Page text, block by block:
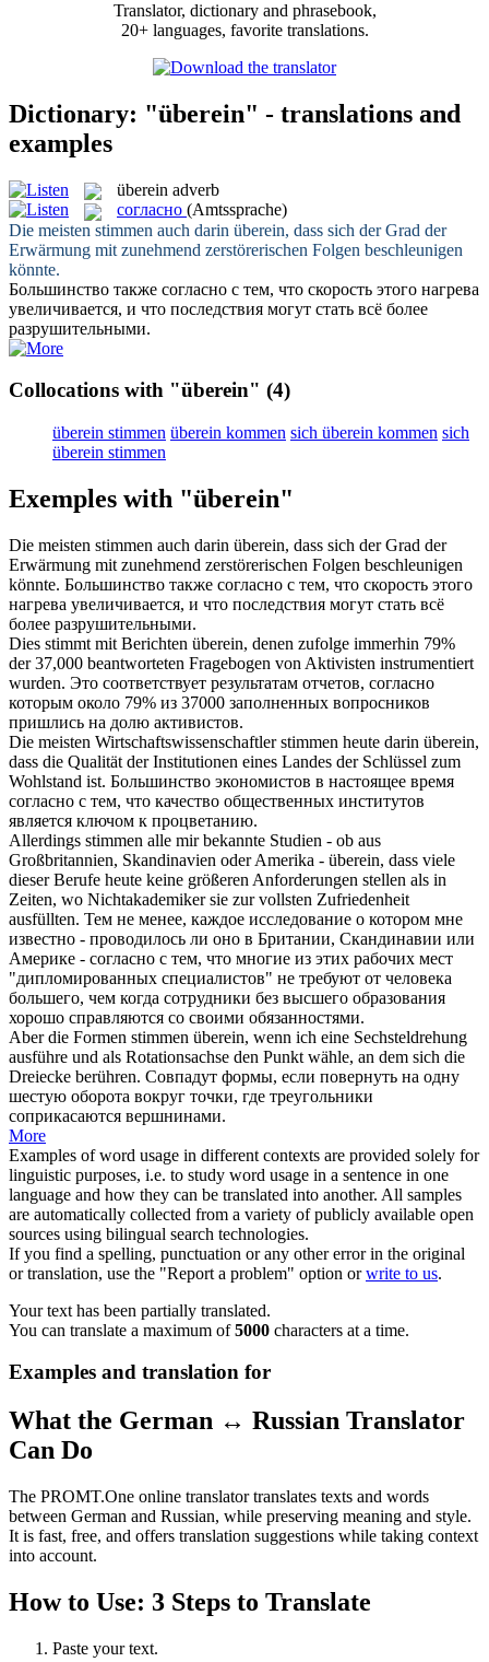
Translator, dictionary and phrasebook,
20+ languages, favorite translations.
Dictionary: "überein" - translations and
examples
überein adverb
согласно (Amtssprache)
Die meisten stimmen auch darin überein, dass sich der Grad der
Erwärmung mit zunehmend zerstörerischen Folgen beschleunigen
könnte.
Большинство также согласно с тем, что скорость этого нагрева
увеличивается, и что последствия могут стать всё более
разрушительными.
Collocations with "überein" (4)
überein stimmen überein kommen sich überein kommen sich
überein stimmen
Exemples with "überein"
Die meisten stimmen auch darin überein, dass sich der Grad der
Erwärmung mit zunehmend zerstörerischen Folgen beschleunigen
könnte. Большинство также согласно с тем, что скорость этого
нагрева увеличивается, и что последствия могут стать всё
более разрушительными.
Dies stimmt mit Berichten überein, denen zufolge immerhin 79%
der 37,000 beantworteten Fragebogen von Aktivisten instrumentiert
wurden. Это соответствует результатам отчетов, согласно
которым около 79% из 37000 заполненных вопросников
пришлись на долю активистов.
Die meisten Wirtschaftswissenschaftler stimmen heute darin überein,
dass die Qualität der Institutionen eines Landes der Schlüssel zum
Wohlstand ist. Большинство экономистов в настоящее время
согласно с тем, что качество общественных институтов
является ключом к процветанию.
Allerdings stimmen alle mir bekannte Studien - ob aus
Großbritannien, Skandinavien oder Amerika - überein, dass viele
dieser Berufe heute keine größeren Anforderungen stellen als in
Zeiten, wo Nichtakademiker sie zur vollsten Zufriedenheit
ausfüllten. Тем не менее, каждое исследование о котором мне
известно - проводилось ли оно в Британии, Скандинавии или
Америке - согласно с тем, что многие из этих рабочих мест
"дипломированных специалистов" не требуют от человека
большего, чем когда сотрудники без высшего образования
хорошо справляются со своими обязанностями.
Aber die Formen stimmen überein, wenn ich eine Sechsteldrehung
ausführe und als Rotationsachse den Punkt wähle, an dem sich die
Dreiecke berühren. Совпадут формы, если повернуть на одну
шестую оборота вокруг точки, где треугольники
соприкасаются вершнинами.
More
Examples of word usage in different contexts are provided solely for
linguistic purposes, i.e. to study word usage in a sentence in one
language and how they can be translated into another. All samples
are automatically collected from a variety of publicly available open
sources using bilingual search technologies.
If you find a spelling, punctuation or any other error in the original
or translation, use the "Report a problem" option orwrite to us.
Your text has been partially translated.
You can translate a maximum of5000 characters at a time.
Examples and translation for
What the German ↔ Russian Translator
Can Do
The PROMT.One online translator translates texts and words
between German and Russian, while preserving meaning and style.
It is fast, free, and offers translation suggestions while taking context
into account.
How to Use: 3 Steps to Translate
Paste your text.